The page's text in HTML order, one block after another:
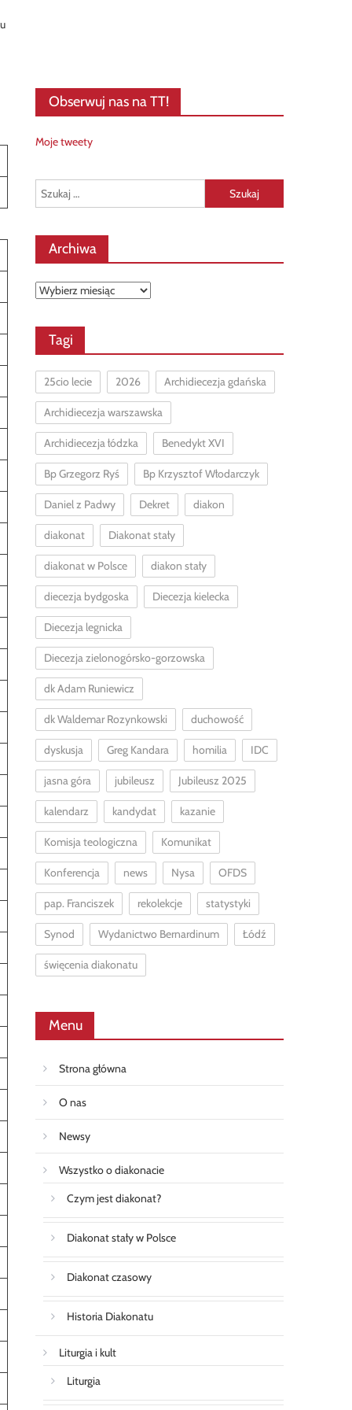
Obserwuj nas na TT!
Moje tweety
Szukaj:
Archiwa
Archiwa
Tagi
25cio lecie 2026 Archidiecezja gdańska
Archidiecezja warszawska
Archidiecezja łódzka Benedykt XVI
Bp Grzegorz Ryś Bp Krzysztof Włodarczyk
Daniel z Padwy Dekret diakon
diakonat Diakonat stały
diakonat w Polsce diakon stały
diecezja bydgoska Diecezja kielecka
Diecezja legnicka
Diecezja zielonogórsko-gorzowska
dk Adam Runiewicz
dk Waldemar Rozynkowski duchowość
dyskusja Greg Kandara homilia IDC
jasna góra jubileusz Jubileusz 2025
kalendarz kandydat kazanie
Komisja teologiczna Komunikat
Konferencja news Nysa OFDS
pap. Franciszek rekolekcje statystyki
Synod Wydanictwo Bernardinum Łódź
święcenia diakonatu
Menu
Strona główna
O nas
Newsy
Wszystko o diakonacie
Czym jest diakonat?
Diakonat stały w Polsce
Diakonat czasowy
Historia Diakonatu
Liturgia i kult
Liturgia